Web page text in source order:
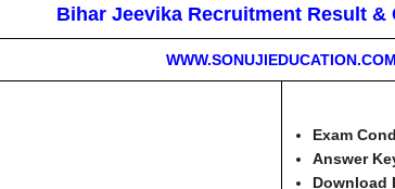
Bihar Jeevika Recruitment Result &
WWW.SONUJIEDUCATION.COM
Exam
Answer
Download